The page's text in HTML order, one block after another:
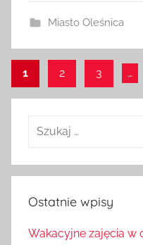
Miasto Oleśnica
Stronicowanie
wpisów
1 2 3 …
Szukaj:
Ostatnie wpisy
Wakacyjne zajęcia w